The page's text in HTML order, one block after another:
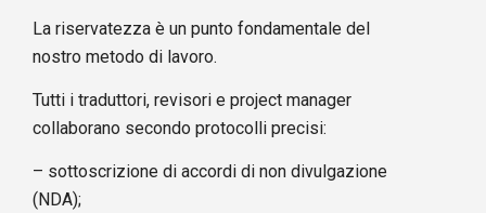
La riservatezza è un punto fondamentale del
nostro metodo di lavoro.
Tutti i traduttori, revisori e project manager
collaborano secondo protocolli precisi:
– sottoscrizione di accordi di non divulgazione
(NDA);